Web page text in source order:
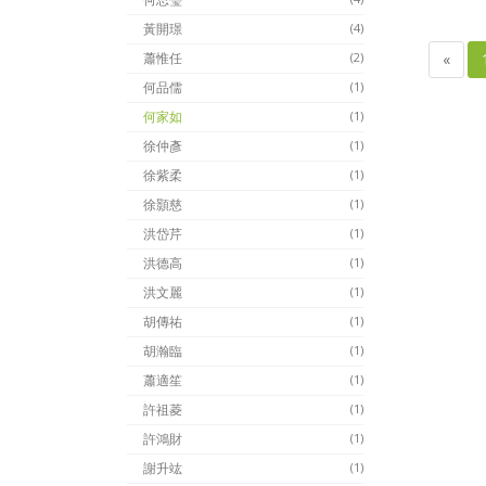
(4)
黃開璟
(2)
蕭惟任
(1)
何品儒
(1)
何家如
(1)
徐仲彥
(1)
徐紫柔
(1)
徐顥慈
(1)
洪岱芹
(1)
洪德高
(1)
洪文麗
(1)
胡傳祐
(1)
胡瀚臨
(1)
蕭適笙
(1)
許祖菱
(1)
許鴻財
(1)
謝升竑
«